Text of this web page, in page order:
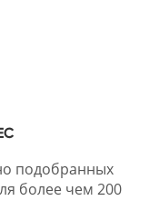
подобранных
более чем 200